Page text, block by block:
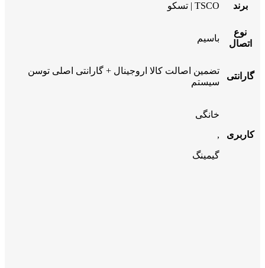
برند TSCO | تسکو
نوع
اتصال
باسیم
گارانتی
تضمین اصالت کالا اروجینال + گارانتی اصلی توسن
سیستم
کاربری
خانگی
,
گیمینگ